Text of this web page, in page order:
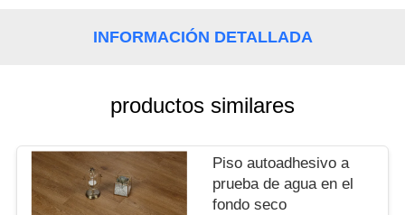
CONTACTA
NOSOTROS
NOTICIAS
INFORMACIÓN DETALLADA
productos similares
Piso autoadhesivo a
prueba de agua en el
fondo seco